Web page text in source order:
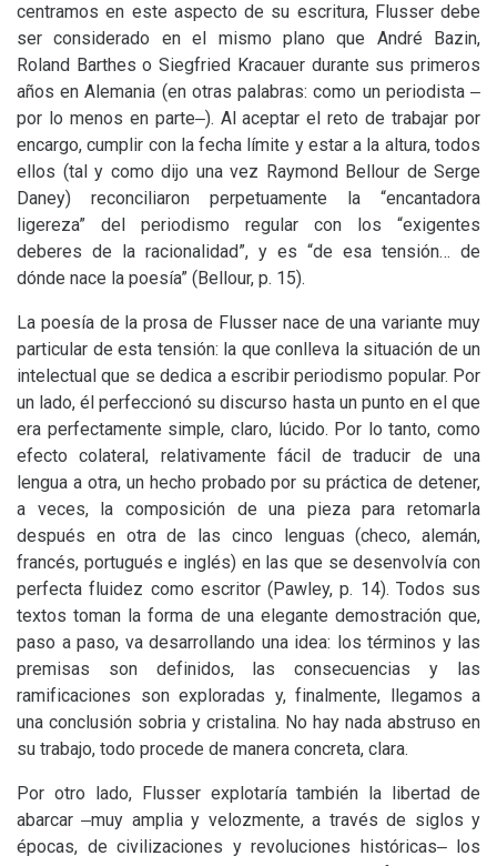
centramos en este aspecto de su escritura, Flusser debe
ser considerado en el mismo plano que André Bazin,
Roland Barthes o Siegfried Kracauer durante sus primeros
años en Alemania (en otras palabras: como un periodista ‒
por lo menos en parte‒). Al aceptar el reto de trabajar por
encargo, cumplir con la fecha límite y estar a la altura, todos
ellos (tal y como dijo una vez Raymond Bellour de Serge
Daney) reconciliaron perpetuamente la “encantadora
ligereza” del periodismo regular con los “exigentes
deberes de la racionalidad”, y es “de esa tensión… de
dónde nace la poesía” (Bellour, p. 15).
La poesía de la prosa de Flusser nace de una variante muy
particular de esta tensión: la que conlleva la situación de un
intelectual que se dedica a escribir periodismo popular. Por
un lado, él perfeccionó su discurso hasta un punto en el que
era perfectamente simple, claro, lúcido. Por lo tanto, como
efecto colateral, relativamente fácil de traducir de una
lengua a otra, un hecho probado por su práctica de detener,
a veces, la composición de una pieza para retomarla
después en otra de las cinco lenguas (checo, alemán,
francés, portugués e inglés) en las que se desenvolvía con
perfecta fluidez como escritor (Pawley, p. 14). Todos sus
textos toman la forma de una elegante demostración que,
paso a paso, va desarrollando una idea: los términos y las
premisas son definidos, las consecuencias y las
ramificaciones son exploradas y, finalmente, llegamos a
una conclusión sobria y cristalina. No hay nada abstruso en
su trabajo, todo procede de manera concreta, clara.
Por otro lado, Flusser explotaría también la libertad de
abarcar ‒muy amplia y velozmente, a través de siglos y
épocas, de civilizaciones y revoluciones históricas‒ los